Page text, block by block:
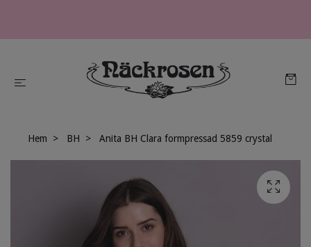
Hem BH Anita BH Clara formpressad 5859 crystal